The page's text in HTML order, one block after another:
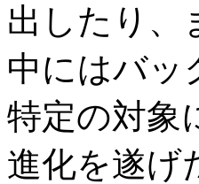
出したり、
中にはバッ
特定の対象
進化を遂げ